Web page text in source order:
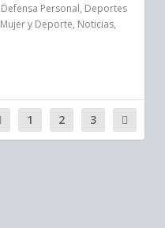
Defensa Personal, Deportes
Mujer y Deporte, Noticias,
1 2 3